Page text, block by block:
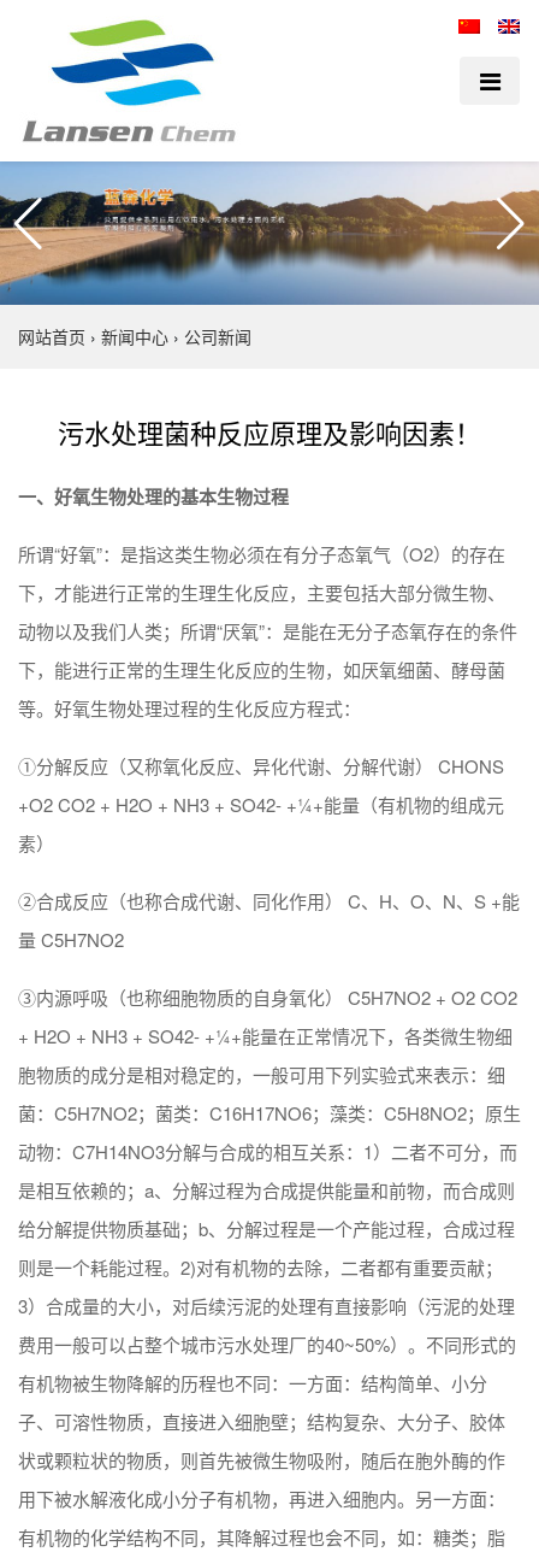
网站首页 › 新闻中心 › 公司新闻
污水处理菌种反应原理及影响因素！
一、好氧生物处理的基本生物过程
所谓“好氧”：是指这类生物必须在有分子态氧气（O2）的存在
下，才能进行正常的生理生化反应，主要包括大部分微生物、
动物以及我们人类；所谓“厌氧”：是能在无分子态氧存在的条件
下，能进行正常的生理生化反应的生物，如厌氧细菌、酵母菌
等。好氧生物处理过程的生化反应方程式：
①分解反应（又称氧化反应、异化代谢、分解代谢） CHONS
+O2 CO2 + H2O + NH3 + SO42- +¼+能量（有机物的组成元
素）
②合成反应（也称合成代谢、同化作用） C、H、O、N、S +能
量 C5H7NO2
③内源呼吸（也称细胞物质的自身氧化） C5H7NO2 + O2 CO2
+ H2O + NH3 + SO42- +¼+能量在正常情况下，各类微生物细
胞物质的成分是相对稳定的，一般可用下列实验式来表示：细
菌：C5H7NO2；菌类：C16H17NO6；藻类：C5H8NO2；原生
动物：C7H14NO3分解与合成的相互关系：1）二者不可分，而
是相互依赖的；a、分解过程为合成提供能量和前物，而合成则
给分解提供物质基础；b、分解过程是一个产能过程，合成过程
则是一个耗能过程。2)对有机物的去除，二者都有重要贡献；
3）合成量的大小，对后续污泥的处理有直接影响（污泥的处理
费用一般可以占整个城市污水处理厂的40~50%）。不同形式的
有机物被生物降解的历程也不同：一方面：结构简单、小分
子、可溶性物质，直接进入细胞壁；结构复杂、大分子、胶体
状或颗粒状的物质，则首先被微生物吸附，随后在胞外酶的作
用下被水解液化成小分子有机物，再进入细胞内。另一方面：
有机物的化学结构不同，其降解过程也会不同，如：糖类；脂